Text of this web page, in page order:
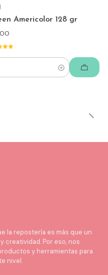
Americolor 128 gr
la repostería es más que un
creatividad. Por eso, nos
y herramientas para
nivel.